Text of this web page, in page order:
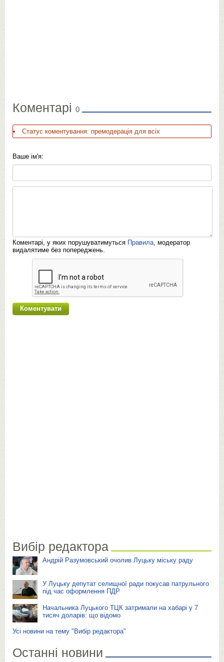
Коментарі 0
Статус коментування: премодерація для всіх
Ваше ім'я:
Коментарі, у яких порушуватимуться Правила , модератор
видалятиме без попереджень.
Вибір редактора
Андрій Разумовський очолив Луцьку міську раду
У Луцьку депутат селищної ради покусав патрульного
під час оформлення ПДР
Начальника Луцького ТЦК затримали на хабарі у 7
тисяч доларів: що відомо
Усі новини на тему "Вибір редактора"
Останні новини